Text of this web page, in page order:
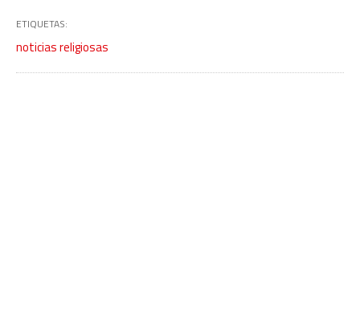
ETIQUETAS:
noticias religiosas